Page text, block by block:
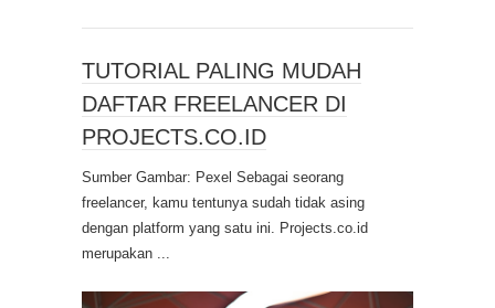
TUTORIAL PALING MUDAH
DAFTAR FREELANCER DI
PROJECTS.CO.ID
Sumber Gambar: Pexel Sebagai seorang
freelancer, kamu tentunya sudah tidak asing
dengan platform yang satu ini. Projects.co.id
merupakan ...